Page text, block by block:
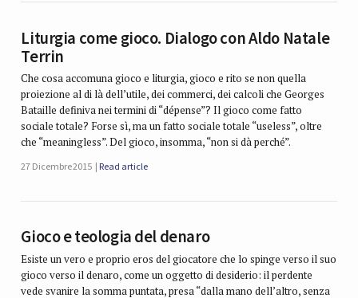
Liturgia come gioco. Dialogo con Aldo Natale
Terrin
Che cosa accomuna gioco e liturgia, gioco e rito se non quella
proiezione al di là dell’utile, dei commerci, dei calcoli che Georges
Bataille definiva nei termini di “dépense”? Il gioco come fatto
sociale totale? Forse sì, ma un fatto sociale totale “useless”, oltre
che “meaningless”. Del gioco, insomma, “non si dà perché”.
27 Dicembre 2015 Read article
Gioco e teologia del denaro
Esiste un vero e proprio eros del giocatore che lo spinge verso il suo
gioco verso il denaro, come un oggetto di desiderio: il perdente
vede svanire la somma puntata, presa “dalla mano dell’altro, senza